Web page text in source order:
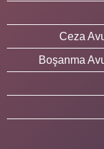
Ceza
Boşanma